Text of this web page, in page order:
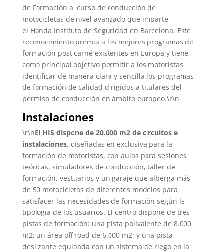
de Formación al curso de conducción de
motocicletas de nivel avanzado que imparte
el Honda Instituto de Seguridad en Barcelona. Este
reconocimiento premia a los mejores programas de
formación post carné existentes en Europa y tiene
como principal objetivo permitir a los motoristas
identificar de manera clara y sencilla los programas
de formación de calidad dirigidos a titulares del
permiso de conducción en ámbito europeo.\r\n
Instalaciones
\r\nEl HIS dispone de 20.000 m2 de circuitos e
instalaciones, diseñadas en exclusiva para la
formación de motoristas, con aulas para sesiones
teóricas, simuladores de conducción, taller de
formación, vestuarios y un garaje que alberga más
de 50 motocicletas de diferentes modelos para
satisfacer las necesidades de formación según la
tipología de los usuarios. El centro dispone de tres
pistas de formación: una pista polivalente de 8.000
m2; un área off road de 6.000 m2; y una pista
deslizante equipada con un sistema de riego en la